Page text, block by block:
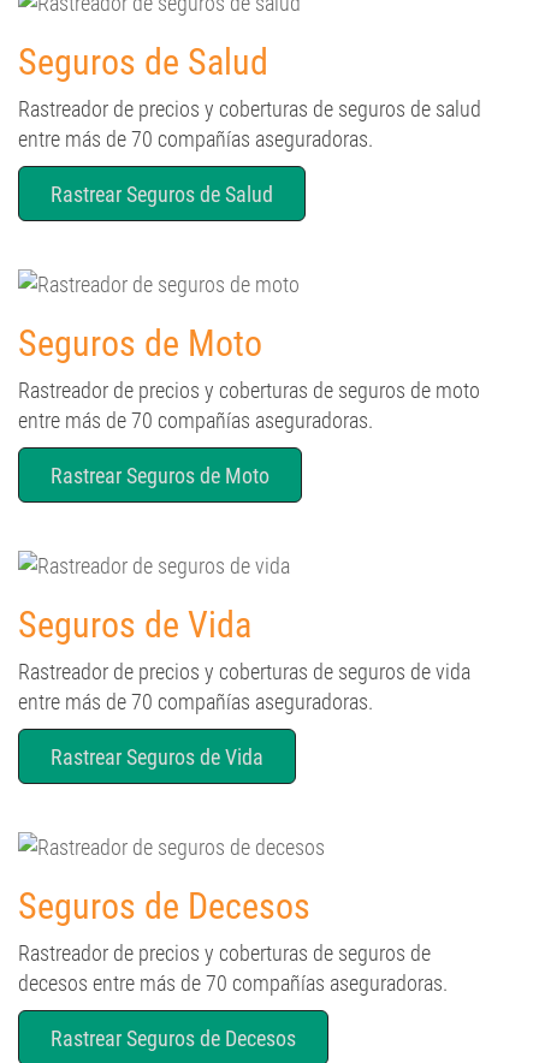
Seguros de Salud
Rastreador de precios y coberturas de seguros de salud
entre más de 70 compañías aseguradoras.
Rastrear Seguros de Salud
Seguros de Moto
Rastreador de precios y coberturas de seguros de moto
entre más de 70 compañías aseguradoras.
Rastrear Seguros de Moto
Seguros de Vida
Rastreador de precios y coberturas de seguros de vida
entre más de 70 compañías aseguradoras.
Rastrear Seguros de Vida
Seguros de Decesos
Rastreador de precios y coberturas de seguros de
decesos entre más de 70 compañías aseguradoras.
Rastrear Seguros de Decesos